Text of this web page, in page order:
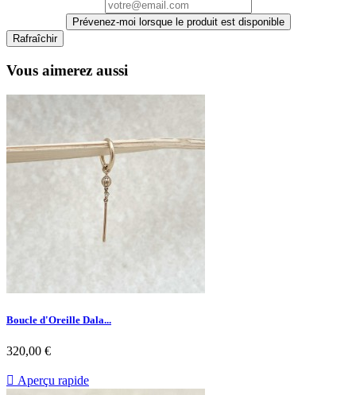
Prévenez-moi lorsque le produit est disponible
Vous aimerez aussi
Boucle d'Oreille Dala...
Prix
320,00 €
 Aperçu rapide